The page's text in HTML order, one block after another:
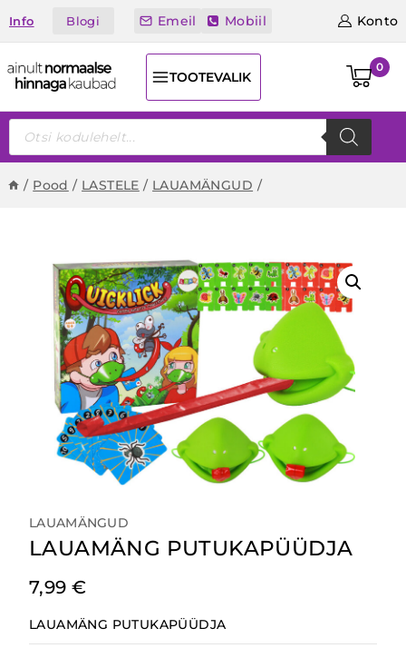
toInfo Blogi Emeil Mobiil Konto
TOOTEVALIK
0
Products
search
/ Pood / LASTELE / LAUAMÄNGUD /
LAUAMÄNGUD
LAUAMÄNG PUTUKAPÜÜDJA
7,99 €
LAUAMÄNG PUTUKAPÜÜDJA